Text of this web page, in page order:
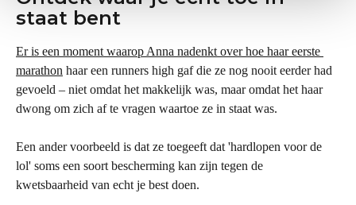
staat bent
Er is een moment waarop Anna nadenkt over hoe haar eerste
marathon haar een runners high gaf die ze nog nooit eerder had
gevoeld – niet omdat het makkelijk was, maar omdat het haar
dwong om zich af te vragen waartoe ze in staat was.
Een ander voorbeeld is dat ze toegeeft dat 'hardlopen voor de
lol' soms een soort bescherming kan zijn tegen de
kwetsbaarheid van echt je best doen.